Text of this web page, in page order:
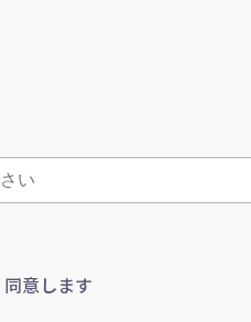
同意します